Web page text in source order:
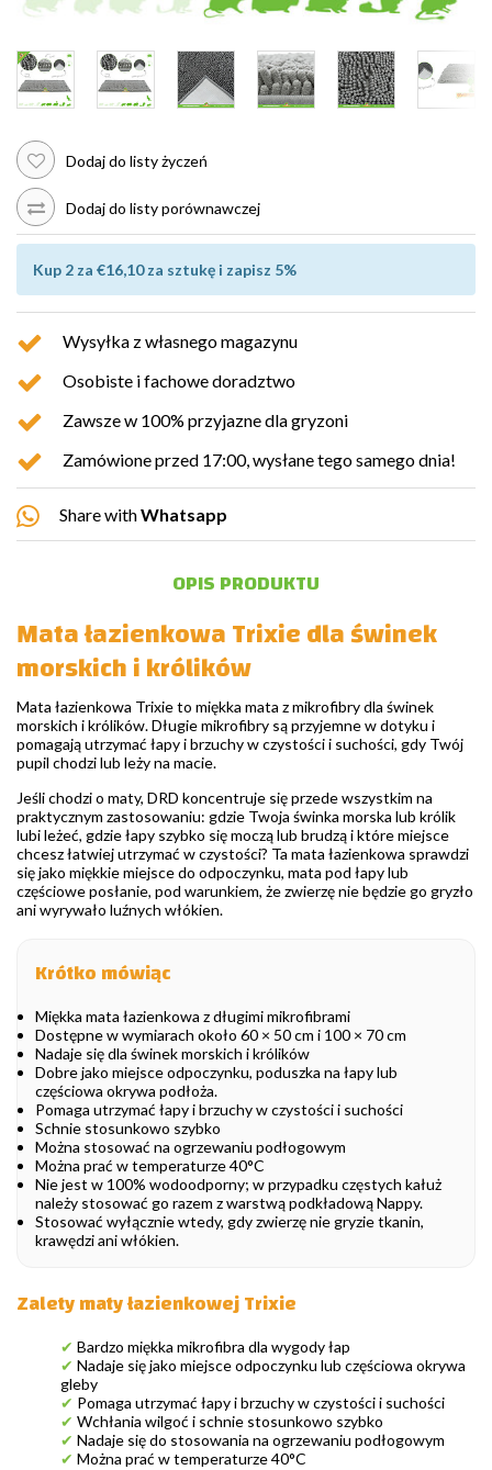
Dodaj do listy życzeń
Dodaj do listy porównawczej
Kup 2 za €16,10 za sztukę i zapisz 5%
Wysyłka z własnego magazynu
Osobiste i fachowe doradztwo
Zawsze w 100% przyjazne dla gryzoni
Zamówione przed 17:00, wysłane tego samego dnia!
Share withWhatsapp
OPIS PRODUKTU
Mata łazienkowa Trixie dla świnek
morskich i królików
Mata łazienkowa Trixie to miękka mata z mikrofibry dla świnek
morskich i królików. Długie mikrofibry są przyjemne w dotyku i
pomagają utrzymać łapy i brzuchy w czystości i suchości, gdy Twój
pupil chodzi lub leży na macie.
Jeśli chodzi o maty, DRD koncentruje się przede wszystkim na
praktycznym zastosowaniu: gdzie Twoja świnka morska lub królik
lubi leżeć, gdzie łapy szybko się moczą lub brudzą i które miejsce
chcesz łatwiej utrzymać w czystości? Ta mata łazienkowa sprawdzi
się jako miękkie miejsce do odpoczynku, mata pod łapy lub
częściowe posłanie, pod warunkiem, że zwierzę nie będzie go gryzło
ani wyrywało luźnych włókien.
Krótko mówiąc
Miękka mata łazienkowa z długimi mikrofibrami
Dostępne w wymiarach około 60 × 50 cm i 100 × 70 cm
Nadaje się dla świnek morskich i królików
Dobre jako miejsce odpoczynku, poduszka na łapy lub
częściowa okrywa podłoża.
Pomaga utrzymać łapy i brzuchy w czystości i suchości
Schnie stosunkowo szybko
Można stosować na ogrzewaniu podłogowym
Można prać w temperaturze 40°C
Nie jest w 100% wodoodporny; w przypadku częstych kałuż
należy stosować go razem z warstwą podkładową Nappy.
Stosować wyłącznie wtedy, gdy zwierzę nie gryzie tkanin,
krawędzi ani włókien.
Zalety maty łazienkowej Trixie
✔ Bardzo miękka mikrofibra dla wygody łap
✔ Nadaje się jako miejsce odpoczynku lub częściowa okrywa
gleby
✔ Pomaga utrzymać łapy i brzuchy w czystości i suchości
✔ Wchłania wilgoć i schnie stosunkowo szybko
✔ Nadaje się do stosowania na ogrzewaniu podłogowym
✔ Można prać w temperaturze 40°C